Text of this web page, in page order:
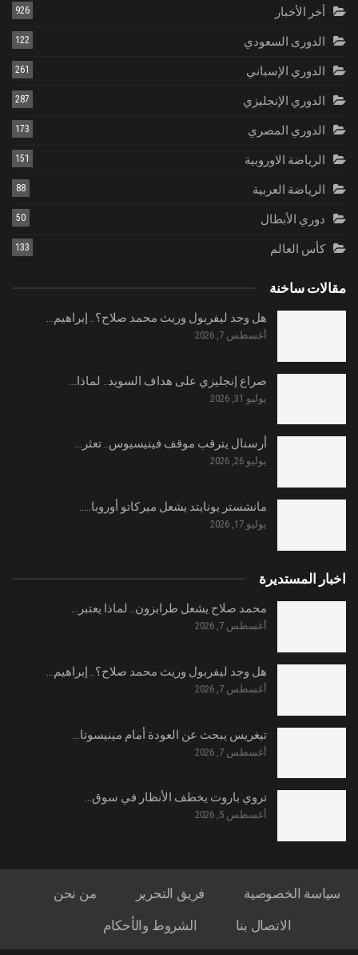
أخر الأخبار 926
الدورى السعودي 122
الدوري الإسباني 261
الدوري الإنجليزي 287
الدوري المصري 173
الرياضة الاوروبية 151
الرياضة العربية 88
دوري الأبطال 50
كأس العالم 133
مقالات ساخنة
هل وجد ليفربول وريث محمد صلاح؟.. إبراهيم…
أغسطس 7, 2026
صراع إنجليزي على هداف السويد.. لماذا…
يوليو 31, 2026
أرسنال يترقب موقف فينيسيوس.. تعثر…
يوليو 26, 2026
مانشستر يونايتد يشعل ميركاتو أوروبا..…
يوليو 17, 2026
اخبار المستديرة
محمد صلاح يشعل طرابزون.. لماذا يعتبر…
أغسطس 7, 2026
هل وجد ليفربول وريث محمد صلاح؟.. إبراهيم…
أغسطس 7, 2026
تيغريس يبحث عن العودة أمام مينيسوتا…
أغسطس 7, 2026
تروي باروت يخطف الأنظار في سوق…
أغسطس 5, 2026
سياسة الخصوصية فريق التحرير
من نحن
الاتصال بنا
الشروط والأحكام